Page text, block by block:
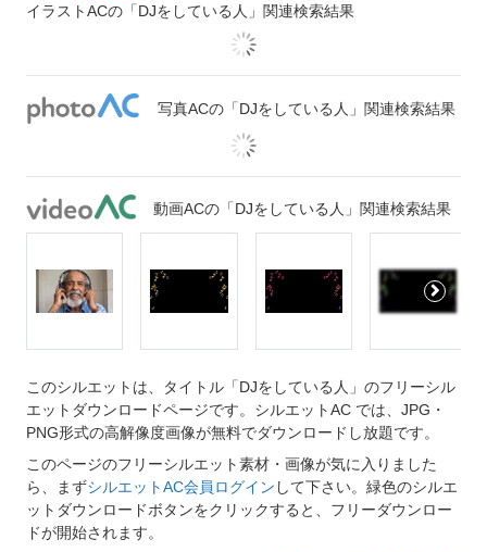
イラストACの「DJをしている人」関連検索結果
写真ACの「DJをしている人」関連検索結果
動画ACの「DJをしている人」関連検索結果
このシルエットは、タイトル「DJをしている人」のフリーシル
エットダウンロードページです。シルエットAC では、JPG・
PNG形式の高解像度画像が無料でダウンロードし放題です。
このページのフリーシルエット素材・画像が気に入りました
ら、まずシルエットAC会員ログイン して下さい。緑色のシルエ
ットダウンロードボタンをクリックすると、フリーダウンロー
ドが開始されます。